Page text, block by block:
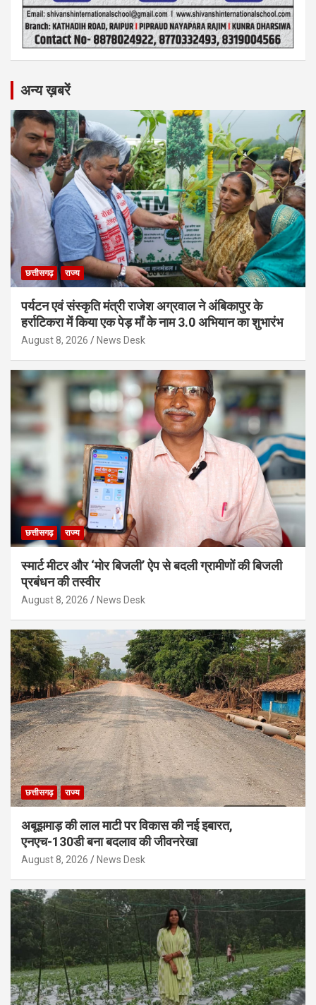
अन्य ख़बरें
छत्तीसगढ़ राज्य
पर्यटन एवं संस्कृति मंत्री राजेश अग्रवाल ने अंबिकापुर के
हर्राटिकरा में किया एक पेड़ माँ के नाम 3.0 अभियान का शुभारंभ
August 8, 2026 News Desk
छत्तीसगढ़ राज्य
स्मार्ट मीटर और ‘मोर बिजली’ ऐप से बदली ग्रामीणों की बिजली
प्रबंधन की तस्वीर
August 8, 2026 News Desk
छत्तीसगढ़ राज्य
अबूझमाड़ की लाल माटी पर विकास की नई इबारत,
एनएच-130डी बना बदलाव की जीवनरेखा
August 8, 2026 News Desk